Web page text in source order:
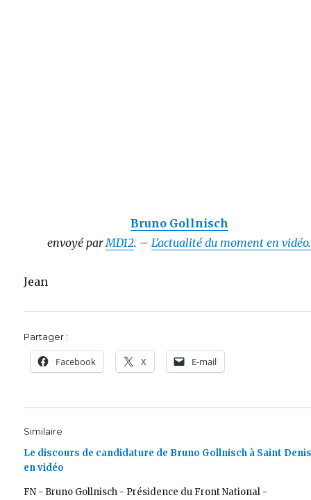
Bruno Gollnisch
envoyé parMD12. –L'actualité du moment en vidéo.
Jean
Partager :
Facebook X E-mail
Similaire
Le discours de candidature de Bruno Gollnisch à Saint
en vidéo
FN - Bruno Gollnisch - Présidence du Front National -